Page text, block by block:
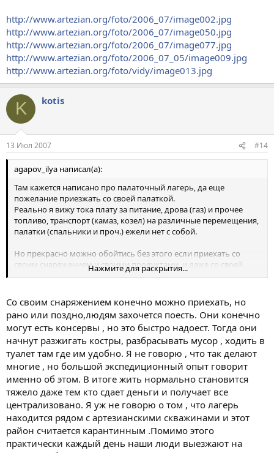
http://www.artezian.org/foto/2006_07/image002.jpg
http://www.artezian.org/foto/2006_07/image050.jpg
http://www.artezian.org/foto/2006_07/image077.jpg
http://www.artezian.org/foto/2006_07_05/image009.jpg
http://www.artezian.org/foto/vidy/image013.jpg
K kotis
13 Июл 2007 #14
agapov_ilya написал(а):
Там кажется написано про палаточный лагерь, да еще
пожелание приезжать со своей палаткой.
Реально я вижу тока плату за питание, дрова (газ) и прочее
топливо, транспорт (камаз, козел) на различные перемещения,
палатки (спальники и проч.) ежели нет с собой.
Но прекрасно можно обойтись без этого если приехать со
своим снаряжением и своими продуктами, и даже со своей
газовой горелкой.
Нажмите для раскрытия...
Со своим снаряжением конечно можно приехать, но
рано или поздно,людям захочется поесть. Они конечно
могут есть консервы , но это быстро надоест. Тогда они
начнут разжигать костры, разбрасывать мусор , ходить в
туалет там где им удобно. Я не говорю , что так делают
многие , но большой экспедиционный опыт говорит
именно об этом. В итоге жить нормально становится
тяжело даже тем кто сдает деньги и получает все
централизовано. Я уж не говорю о том , что лагерь
находится рядом с артезианскими скважинами и этот
район считается карантинным .Помимо этого
практически каждый день наши люди выезжают на